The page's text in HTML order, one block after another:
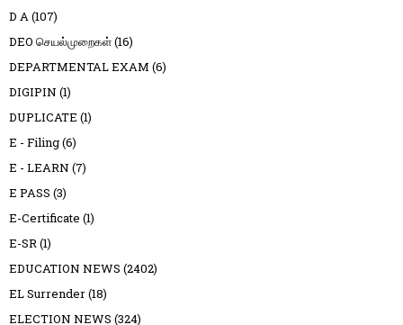
D A(107)
DEO செயல்முறைகள்(16)
DEPARTMENTAL EXAM (6)
DIGIPIN (1)
DUPLICATE (1)
E - Filing(6)
E - LEARN (7)
E PASS (3)
E-Certificate (1)
E-SR(1)
EDUCATION NEWS (2402)
EL Surrender(18)
ELECTION NEWS (324)